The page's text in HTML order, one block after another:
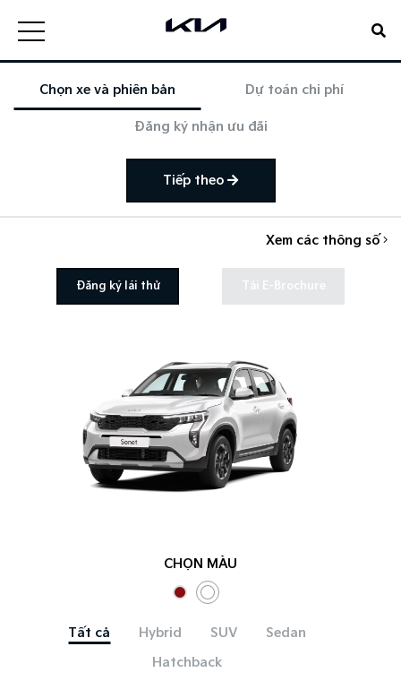
Chọn xe và phiên bản Dự toán chi phí
Đăng ký nhận ưu đãi
Tiếp theo
Xem các thông số
Đăng ký lái thử Tải E-Brochure
CHỌN MÀU
Tất cả Hybrid SUV
Sedan
Hatchback